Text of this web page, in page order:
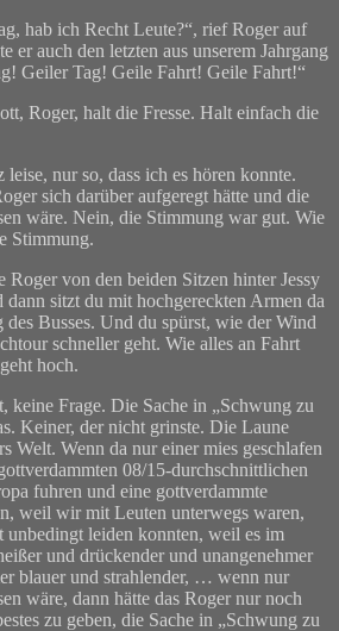
hab ich Recht Leute?“, rief Roger auf
er auch den letzten aus unserem Jahrgang
Geiler Tag! Geile Fahrt! Geile Fahrt!“
Roger, halt die Fresse. Halt einfach die
nur so, dass ich es hören konnte.
sich darüber aufgeregt hätte und die
wäre. Nein, die Stimmung war gut. Wie
Stimmung.
Roger von den beiden Sitzen hinter Jessy
sitzt du mit hochgereckten Armen da
Busses. Und du spürst, wie der Wind
schneller geht. Wie alles an Fahrt
hoch.
keine Frage. Die Sache in „Schwung zu
Keiner, der nicht grinste. Die Laune
Welt. Wenn da nur einer mies geschlafen
08/15-durchschnittlichen
fuhren und eine gottverdammte
weil wir mit Leuten unterwegs waren,
unbedingt leiden konnten, weil es im
und drückender und unangenehmer
blauer und strahlender, … wenn nur
wäre, dann hätte das Roger nur noch
zu geben, die Sache in „Schwung zu